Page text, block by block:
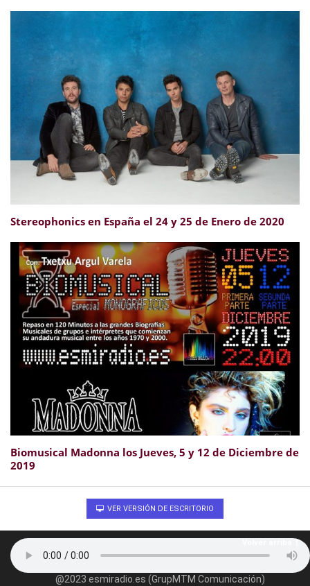
Stereophonics en España el 24 y 25 de Enero de 2020
Biomusical Madonna los Jueves, 5 y 12 de Diciembre de
2019
VER VERSIÓN DE ESCRITORIO
@2023 esmiradio.es (GrupMTM Comunicación)